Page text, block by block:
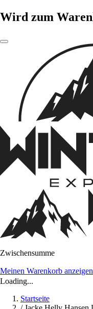
Wird zum
Zwischensumme
Meinen Warenkorb anzeigen
Loading...
Startseite